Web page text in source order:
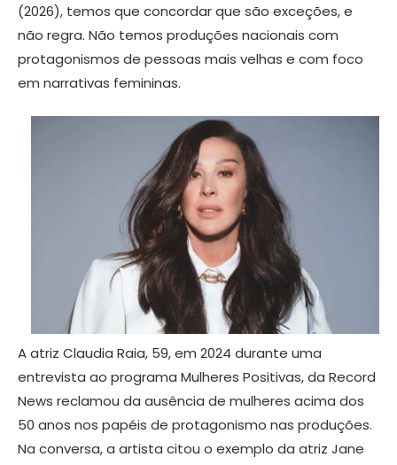
(2026), temos que concordar que são exceções, e
não regra. Não temos produções nacionais com
protagonismos de pessoas mais velhas e com foco
em narrativas femininas.
A atriz Claudia Raia, 59, em 2024 durante uma
entrevista ao programa Mulheres Positivas, da Record
News reclamou da ausência de mulheres acima dos
50 anos nos papéis de protagonismo nas produções.
Na conversa, a artista citou o exemplo da atriz Jane